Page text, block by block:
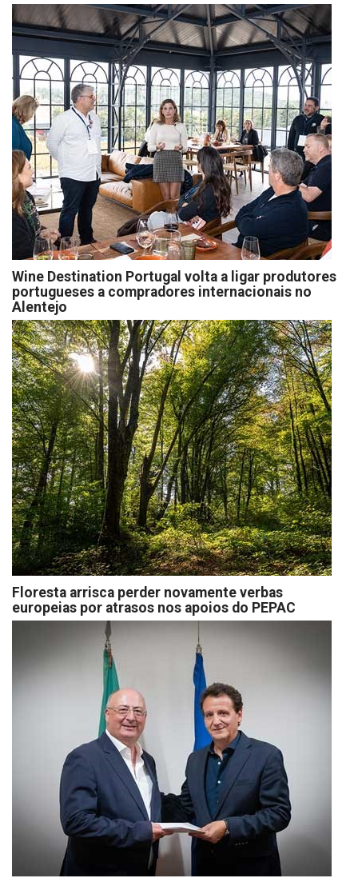
Wine Destination Portugal volta a ligar produtores
portugueses a compradores internacionais no
Alentejo
Floresta arrisca perder novamente verbas
europeias por atrasos nos apoios do PEPAC